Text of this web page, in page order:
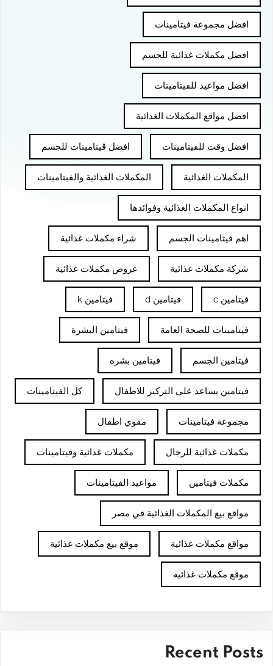
افضل مجموعة فيتامينات
افضل مكملات غذائية للجسم
افضل مواعيد للفيتامينات
افضل مواقع المكملات الغذائية
افضل وقت للفيتامينات افضل ڤيتامينات للجسم
المكملات الغذائية المكملات الغذائية والفيتامينات
انواع المكملات الغذائية وفوائدها
اهم فيتامينات الجسم شراء مكملات غذائية
شركة مكملات غذائية عروض مكملات غذائية
فيتامين c فيتامين d فيتامين k
فيتامينات للصحة العامة فيتامين البشرة
فيتامين الجسم فيتامين بشره
فيتامين يساعد على التركيز للاطفال كل الفيتامينات
مجموعة فيتامينات مقوي اطفال
مكملات غذائية للرجال مكملات غذائية وفيتامينات
مكملات فيتامين مواعيد الفيتامينات
مواقع بيع المكملات الغذائية في مصر
مواقع مكملات غذائية موقع بيع مكملات غذائية
موقع مكملات غذائيه
Recent Posts